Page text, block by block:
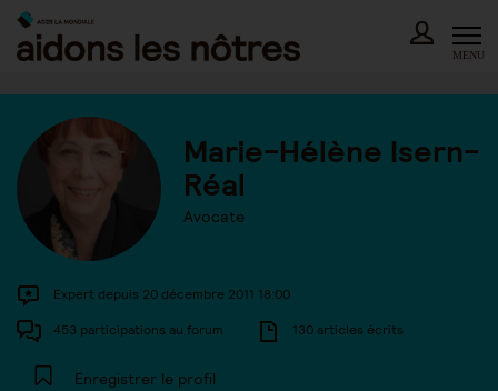
Skip
content
MENU
Marie-Hélène Isern-
Réal
Avocate
Expert depuis 20 décembre 2011 18:00
453 participations au forum 130 articles écrits
Enregistrer le profil